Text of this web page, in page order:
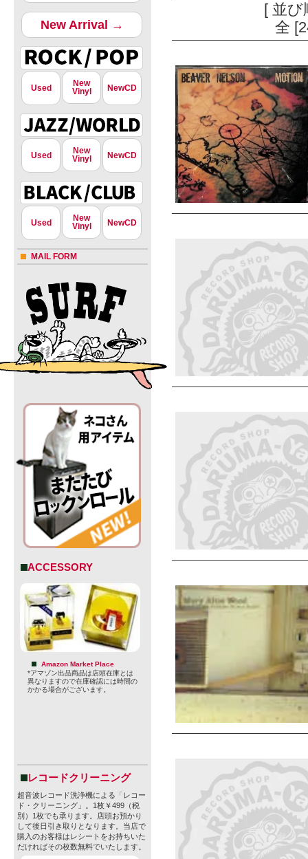
New Arrival →
Used
New
Vinyl
NewCD
Used
New
Vinyl
NewCD
Used
New
Vinyl
NewCD
MAIL FORM
ACCESSORY
Amazon Market Place
*アマゾン出品商品は店頭在庫とは
異なりますので在庫確認には時間の
かかる場合がございます。
レコードクリーニング
超音波レコード洗浄機による「レコー
ド・クリーニング」。1枚￥499（税
別）1枚でも承ります。店頭お預かり
して後日引き取りとなります。当店で
購入のお客様はレシートをお持ちいた
だければその枚数無料でいたします。
[ 並
全